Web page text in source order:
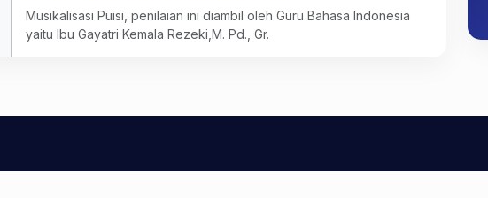
Musikalisasi Puisi, penilaian ini diambil oleh Guru Bahasa Indonesia
yaitu Ibu Gayatri Kemala Rezeki,M. Pd., Gr.